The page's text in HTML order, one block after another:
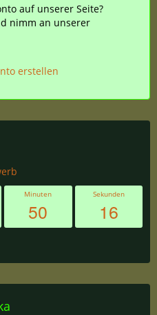
auf unserer Seite?
nimm an unserer
erstellen
Minuten
50
Sekunden
16